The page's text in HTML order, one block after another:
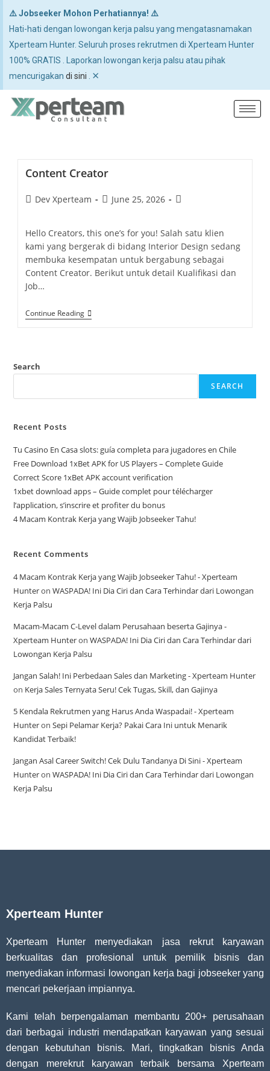
⚠️ Jobseeker Mohon Perhatiannya! ⚠️
Hati-hati dengan lowongan kerja palsu yang mengatasnamakan
Xperteam Hunter. Seluruh proses rekrutmen di Xperteam Hunter
100% GRATIS . Laporkan lowongan kerja palsu atau pihak
mencurigakan di sini ×
Content Creator
Dev Xperteam June 25, 2026
Hello Creators, this one’s for you! Salah satu klien
kami yang bergerak di bidang Interior Design sedang
membuka kesempatan untuk bergabung sebagai
Content Creator. Berikut untuk detail Kualifikasi dan
Job…
Continue Reading
Search
SEARCH
Recent Posts
Tu Casino En Casa slots: guía completa para jugadores en Chile
Free Download 1xBet APK for US Players – Complete Guide
Correct Score 1xBet APK account verification
1xbet download apps – Guide complet pour télécharger
l’application, s’inscrire et profiter du bonus
4 Macam Kontrak Kerja yang Wajib Jobseeker Tahu!
Recent Comments
4 Macam Kontrak Kerja yang Wajib Jobseeker Tahu! - Xperteam
HunteronWASPADA! Ini Dia Ciri dan Cara Terhindar dari Lowongan
Kerja Palsu
Macam-Macam C-Level dalam Perusahaan beserta Gajinya -
Xperteam HunteronWASPADA! Ini Dia Ciri dan Cara Terhindar dari
Lowongan Kerja Palsu
Jangan Salah! Ini Perbedaan Sales dan Marketing - Xperteam Hunter
on Kerja Sales Ternyata Seru! Cek Tugas, Skill, dan Gajinya
5 Kendala Rekrutmen yang Harus Anda Waspadai! - Xperteam
HunteronSepi Pelamar Kerja? Pakai Cara Ini untuk Menarik
Kandidat Terbaik!
Jangan Asal Career Switch! Cek Dulu Tandanya Di Sini - Xperteam
HunteronWASPADA! Ini Dia Ciri dan Cara Terhindar dari Lowongan
Kerja Palsu
Xperteam Hunter
Xperteam Hunter menyediakan jasa rekrut karyawan
berkualitas dan profesional untuk pemilik bisnis dan
menyediakan informasi lowongan kerja bagi jobseeker yang
mencari pekerjaan impiannya.
Kami telah berpengalaman membantu 200+ perusahaan
dari berbagai industri mendapatkan karyawan yang sesuai
dengan kebutuhan bisnis. Mari, tingkatkan bisnis Anda
dengan merekrut karyawan terbaik bersama Xperteam